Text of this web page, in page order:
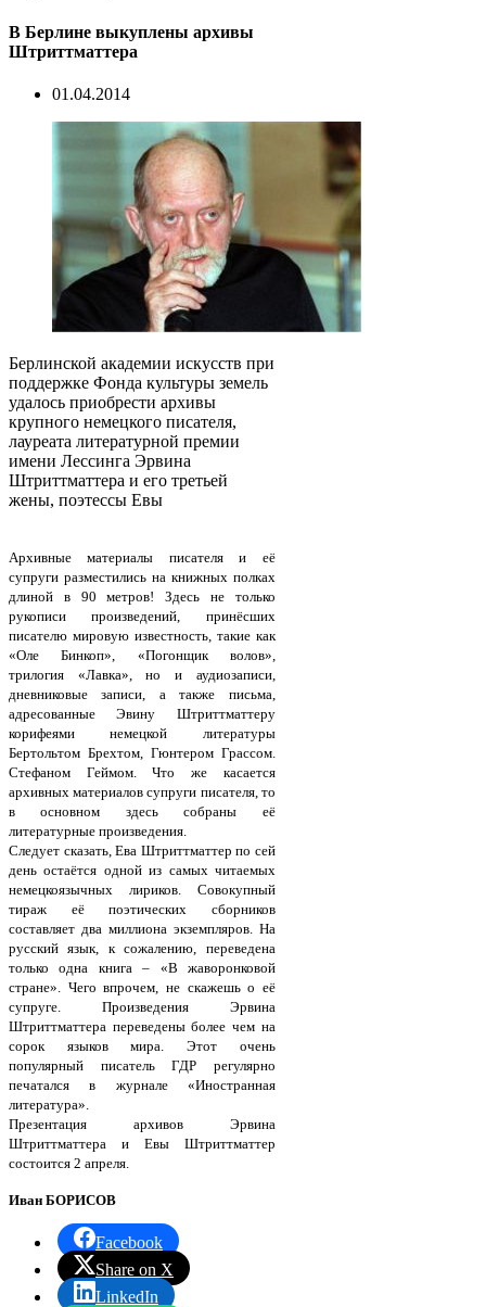
В Берлине выкуплены архивы
Штриттматтера
01.04.2014
Берлинской академии искусств при
поддержке Фонда культуры земель
удалось приобрести архивы
крупного немецкого писателя,
лауреата литературной премии
имени Лессинга Эрвина
Штриттматтера и его третьей
жены, поэтессы Евы
Архивные материалы писателя и её
супруги разместились на книжных полках
длиной в 90 метров! Здесь не только
рукописи произведений, принёсших
писателю мировую известность, такие как
«Оле Бинкоп», «Погонщик волов»,
трилогия «Лавка», но и аудиозаписи,
дневниковые записи, а также письма,
адресованные Эвину Штриттматтеру
корифеями немецкой литературы
Бертольтом Брехтом, Гюнтером Грассом.
Стефаном Геймом. Что же касается
архивных материалов супруги писателя, то
в основном здесь собраны её
литературные произведения.
Следует сказать, Ева Штриттматтер по сей
день остаётся одной из самых читаемых
немецкоязычных лириков. Совокупный
тираж её поэтических сборников
составляет два миллиона экземпляров. На
русский язык, к сожалению, переведена
только одна книга – «В жаворонковой
стране». Чего впрочем, не скажешь о её
супруге. Произведения Эрвина
Штриттматтера переведены более чем на
сорок языков мира. Этот очень
популярный писатель ГДР регулярно
печатался в журнале «Иностранная
литература».
Презентация архивов Эрвина
Штриттматтера и Евы Штриттматтер
состоится 2 апреля.
Иван БОРИСОВ
Facebook
Share on X
LinkedIn